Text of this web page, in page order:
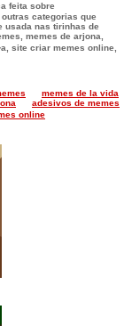
feita sobre
categorias que
usada nas tirinhas de
memes de arjona,
site criar memes online,
memes de la vida
adesivos de memes
online